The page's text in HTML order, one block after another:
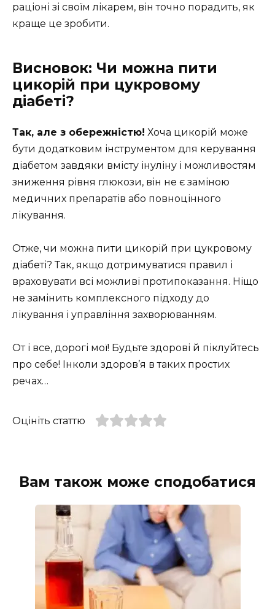
раціоні зі своїм лікарем, він точно порадить, як
краще це зробити.
Висновок: Чи можна пити
цикорій при цукровому
діабеті?
Так, але з обережністю! Хоча цикорій може
бути додатковим інструментом для керування
діабетом завдяки вмісту інуліну і можливостям
зниження рівня глюкози, він не є заміною
медичних препаратів або повноцінного
лікування.
Отже, чи можна пити цикорій при цукровому
діабеті? Так, якщо дотримуватися правил і
враховувати всі можливі протипоказання. Ніщо
не замінить комплексного підходу до
лікування і управління захворюванням.
От і все, дорогі мої! Будьте здорові й піклуйтесь
про себе! Інколи здоров’я в таких простих
речах…
Оцініть статтю
Вам також може сподобатися